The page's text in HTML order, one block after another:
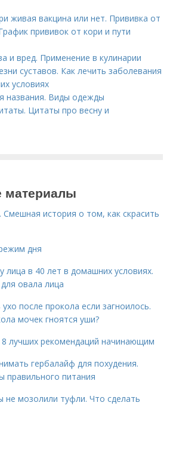
живая вакцина или нет. Прививка от
прививок от кори и пути
и вред. Применение в кулинарии
суставов. Как лечить заболевания
условиях
названия. Виды одежды
Цитаты про весну и
материалы
Смешная история о том, как скрасить
дня
лица в 40 лет в домашних условиях.
овала лица
после прокола если загноилось.
мочек гноятся уши?
8 лучших рекомендаций начинающим
гербалайф для похудения.
правильного питания
не мозолили туфли. Что сделать